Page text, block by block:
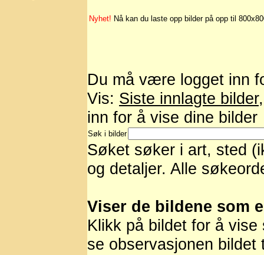
Nyhet! Nå kan du laste opp bilder på opp til
Du må være logget inn
Vis: Siste innlagte bilder
inn for å vise dine bilder
Søk i bilder
Søket søker i art, sted
og detaljer. Alle
Viser de bildene som
Klikk på bildet for å
se observasjonen bildet